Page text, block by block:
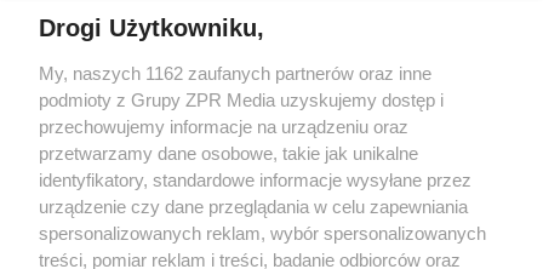
Zwilż kartkę i połóż na parapecie.
Żadna mucha nie wleci do twojego
domu
Drogi Użytkowniku,
My, naszych 1162 zaufanych partnerów oraz inne
podmioty z Grupy ZPR Media uzyskujemy dostęp i
przechowujemy informacje na urządzeniu oraz
przetwarzamy dane osobowe, takie jak unikalne
identyfikatory, standardowe informacje wysyłane przez
urządzenie czy dane przeglądania w celu zapewniania
spersonalizowanych reklam, wybór spersonalizowanych
treści, pomiar reklam i treści, badanie odbiorców oraz